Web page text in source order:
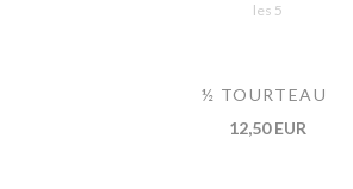
les 5
½ TOURTEAU
12,50 EUR